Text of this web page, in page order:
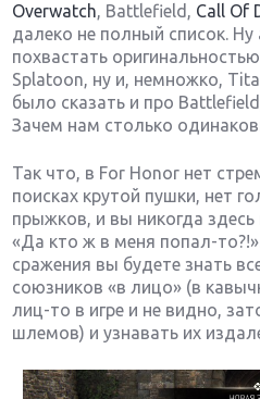
Overwatch, Battlefield, Call Of
далеко не полный список.
похвастать
Splatoon, ну и, немножко,
было сказать и про
Зачем нам столько
Так что, в For Honor нет
поисках крутой пушки, нет
прыжков, и вы никогда
«Да кто ж в меня попал-
сражения вы будете знать
союзников «в лицо» (в
лиц-то в игре и не видно,
шлемов) и узнавать их